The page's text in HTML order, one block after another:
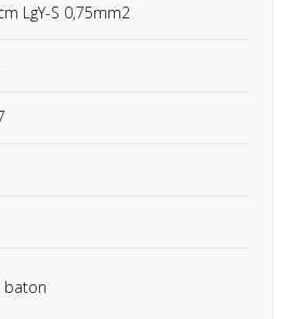
LgY-S 0,75mm2
baton